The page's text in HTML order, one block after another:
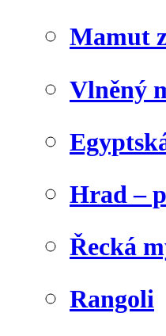
Mamut
Vlněný
Hrad –
Řecká
Rangoli